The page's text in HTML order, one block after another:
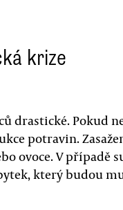
krize
drastické. Pokud
potravin.
ovoce. V případě
který budou